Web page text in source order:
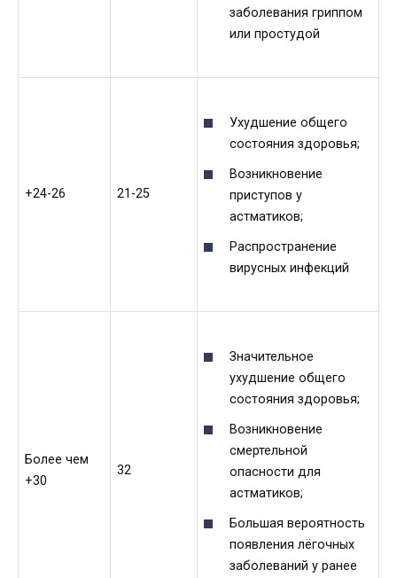
заболевания гриппом
или простудой
+24-26 21-25
Ухудшение общего
состояния здоровья;
Возникновение
приступов у
астматиков;
Распространение
вирусных инфекций
Более чем
+30
32
Значительное
ухудшение общего
состояния здоровья;
Возникновение
смертельной
опасности для
астматиков;
Большая вероятность
появления лёгочных
заболеваний у ранее